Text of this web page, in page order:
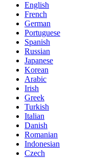
English
French
German
Portuguese
Spanish
Russian
Japanese
Korean
Arabic
Irish
Greek
Turkish
Italian
Danish
Romanian
Indonesian
Czech